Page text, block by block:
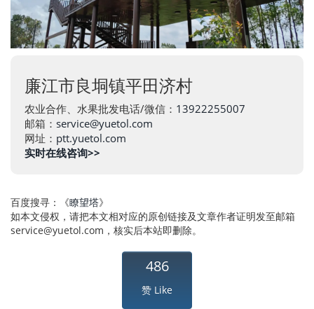
廉江市良垌镇平田济村
农业合作、水果批发电话/微信： 13922255007
邮箱： service@yuetol.com
网址： ptt.yuetol.com
实时在线咨询>>
百度搜寻：《瞭望塔》
如本文侵权，请把本文相对应的原创链接及文章作者证明发至邮箱
service@yuetol.com ，核实后本站即删除。
486
赞 Like